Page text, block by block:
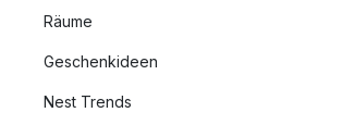
Räume
Geschenkideen
Nest Trends